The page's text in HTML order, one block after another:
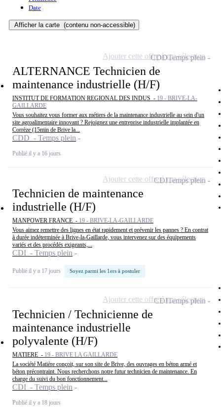
Date
Afficher la carte (contenu non-accessible)
ALTERNANCE Technicien de
maintenance industrielle (H/F)
INSTITUT DE FORMATION REGIONAL DES INDUS - 19 - BRIVE-LA-
GAILLARDE
Vous souhaitez vous former aux métiers de la maintenance industrielle au sein d'un
site agroalimentaire innovant ? Rejoignez une entreprise industrielle implantée en
Corrèze (15min de Brive la...
CDD - Temps plein
Publié il y a 16 jours
CDDTemps plein
Ajouter cette offre à ma sélection
Technicien de maintenance
industrielle (H/F)
MANPOWER FRANCE - 19 - BRIVE-LA-GAILLARDE
Vous aimez remettre des lignes en état rapidement et prévenir les pannes ? En contrat
à durée indéterminée à Brive-la-Gaillarde, vous intervenez sur des équipements
variés et des procédés exigeants,...
CDI - Temps plein
Publié il y a 17 jours Soyez parmi les 1ers à postuler
CDITemps plein
Ajouter cette offre à ma sélection
Technicien / Technicienne de
maintenance industrielle
polyvalente (H/F)
MATIERE - 19 - BRIVE LA GAILLARDE
La société Matière conçoit, sur son site de Brive, des ouvrages en béton armé et
béton précontraint. Nous recherchons notre futur technicien de maintenance. En
charge du suivi du bon fonctionnement...
CDI - Temps plein
Publié il y a 18 jours
CDITemps plein
Ajouter cette offre à ma sélection